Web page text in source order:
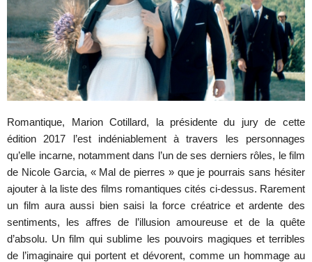
Romantique, Marion Cotillard, la présidente du jury de cette
édition 2017 l’est indéniablement à travers les personnages
qu’elle incarne, notamment dans l’un de ses derniers rôles, le film
de Nicole Garcia, « Mal de pierres » que je pourrais sans hésiter
ajouter à la liste des films romantiques cités ci-dessus. Rarement
un film aura aussi bien saisi la force créatrice et ardente des
sentiments, les affres de l’illusion amoureuse et de la quête
d’absolu. Un film qui sublime les pouvoirs magiques et terribles
de l’imaginaire qui portent et dévorent, comme un hommage au